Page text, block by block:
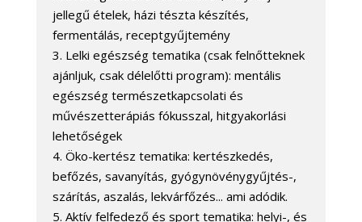
jellegű ételek, házi tészta készítés,
fermentálás, receptgyűjtemény
3. Lelki egészség tematika (csak felnőtteknek
ajánljuk, csak délelőtti program): mentális
egészség természetkapcsolati és
művészetterápiás fókusszal, hitgyakorlási
lehetőségek
4. Öko-kertész tematika: kertészkedés,
befőzés, savanyítás, gyógynövénygyűjtés-,
szárítás, aszalás, lekvárfőzés... ami adódik.
5. Aktív felfedező és sport tematika: helyi-, és